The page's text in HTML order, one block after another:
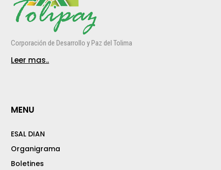
Corporación de Desarrollo y Paz del Tolima
Leer mas..
MENU
ESAL DIAN
Organigrama
Boletines